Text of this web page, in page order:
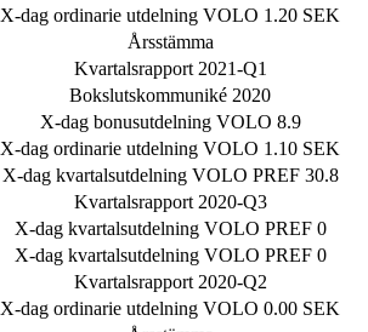
X-dag ordinarie utdelning VOLO 1.20 SEK
Årsstämma
Kvartalsrapport 2021-Q1
Bokslutskommuniké 2020
X-dag bonusutdelning VOLO 8.9
X-dag ordinarie utdelning VOLO 1.10 SEK
X-dag kvartalsutdelning VOLO PREF 30.8
Kvartalsrapport 2020-Q3
X-dag kvartalsutdelning VOLO PREF 0
X-dag kvartalsutdelning VOLO PREF 0
Kvartalsrapport 2020-Q2
X-dag ordinarie utdelning VOLO 0.00 SEK